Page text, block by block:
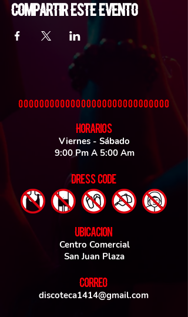
Compartir este evento
HORARIOS
Viernes - Sábado
9:00 Pm A 5:00 Am
DRESS CODE
UBICACIoN
Centro Comercial
San Juan Plaza
CORREO
discoteca1414@gmail.com